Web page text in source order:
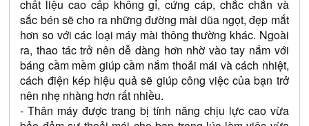
chất liệu cao cấp không gỉ, cứng cáp, chắc chắn và
sắc bén sẽ cho ra những đường mài dũa ngọt, đẹp mắt
hơn so với các loại máy mài thông thường khác. Ngoài
ra, thao tác trở nên dễ dàng hơn nhờ vào tay nắm với
báng cầm mềm giúp cầm nắm thoải mái và cách nhiệt,
cách điện kép hiệu quả sẽ giúp công việc của bạn trở
nên nhẹ nhàng hơn rất nhiều.
- Thân máy được trang bị tính năng chịu lực cao vừa